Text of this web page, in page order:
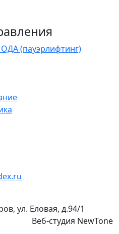
(пауэрлифтинг)
ул. Еловая, д.94/1
Веб-студия NewTone